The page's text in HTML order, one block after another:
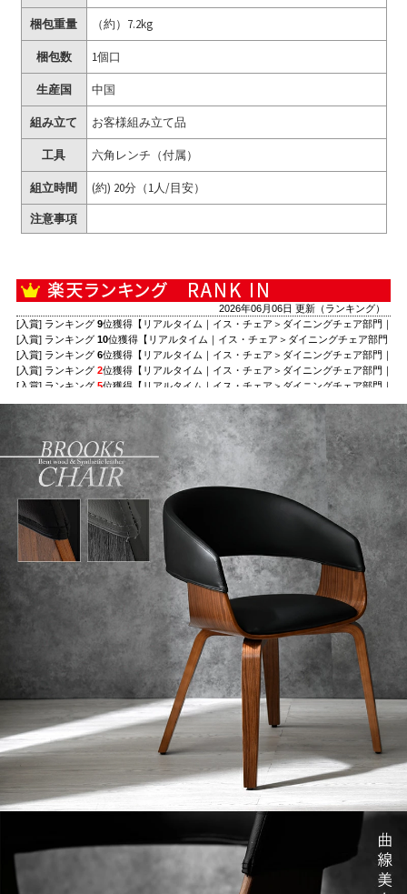
梱包重量 （約）7.2kg
梱包数 1個口
生産国 中国
組み立て お客様組み立て品
工具 六角レンチ（付属）
組立時間
(約) 20分（1人/目安）
注意事項